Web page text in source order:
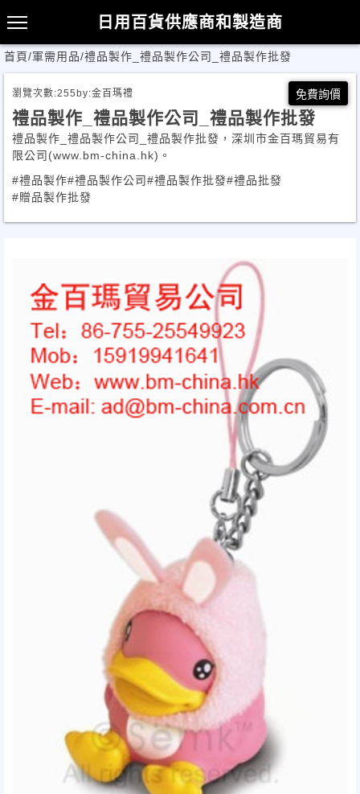
日用百貨供應商和製造商
首頁/軍需用品/禮品製作_禮品製作公司_禮品製作批發
瀏覽次數:255 by:金百瑪禮 免費詢價
禮品製作_禮品製作公司_禮品製作批發
禮品製作_禮品製作公司_禮品製作批發，深圳市金百瑪貿易有
限公司(www.bm-china.hk)。
#禮品製作#禮品製作公司#禮品製作批發#禮品批發
#贈品製作批發